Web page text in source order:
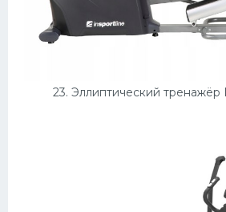
23. Эллиптический тренажёр